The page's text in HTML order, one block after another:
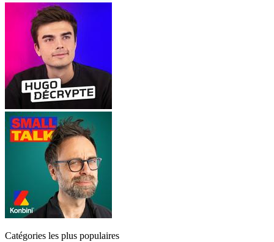
Catégories les plus populaires